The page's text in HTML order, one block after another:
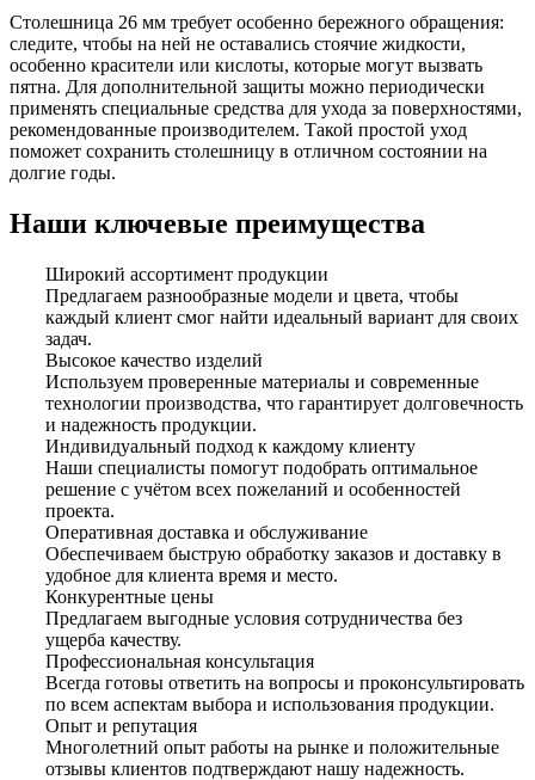
Столешница 26 мм требует особенно бережного обращения:
следите, чтобы на ней не оставались стоячие жидкости,
особенно красители или кислоты, которые могут вызвать
пятна. Для дополнительной защиты можно периодически
применять специальные средства для ухода за поверхностями,
рекомендованные производителем. Такой простой уход
поможет сохранить столешницу в отличном состоянии на
долгие годы.
Наши ключевые преимущества
Широкий ассортимент продукции
Предлагаем разнообразные модели и цвета, чтобы
каждый клиент смог найти идеальный вариант для своих
задач.
Высокое качество изделий
Используем проверенные материалы и современные
технологии производства, что гарантирует долговечность
и надежность продукции.
Индивидуальный подход к каждому клиенту
Наши специалисты помогут подобрать оптимальное
решение с учётом всех пожеланий и особенностей
проекта.
Оперативная доставка и обслуживание
Обеспечиваем быструю обработку заказов и доставку в
удобное для клиента время и место.
Конкурентные цены
Предлагаем выгодные условия сотрудничества без
ущерба качеству.
Профессиональная консультация
Всегда готовы ответить на вопросы и проконсультировать
по всем аспектам выбора и использования продукции.
Опыт и репутация
Многолетний опыт работы на рынке и положительные
отзывы клиентов подтверждают нашу надежность.